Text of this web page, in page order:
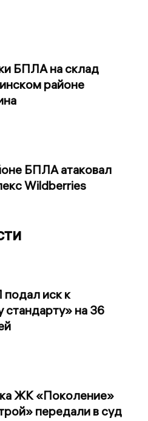
БПЛА на склад
районе
БПЛА атаковал
Wildberries
иск к
на 36
ЖК «Поколение»
передали в суд